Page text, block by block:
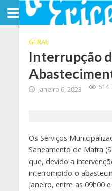
GERAL
Interrupção
Janeiro 6, 2023 614
Os Serviços
Saneamento de Mafra
que, devido a
interrompido o
janeiro, entre as 09h00